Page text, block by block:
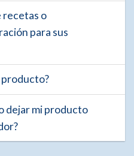
recetas o
para sus
producto?
dejar mi producto